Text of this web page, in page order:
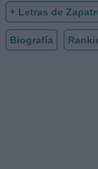
+ Letras de
Biografía